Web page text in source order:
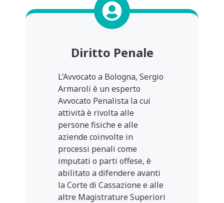
Diritto Penale
L’Avvocato a Bologna, Sergio
Armaroli è un esperto
Avvocato Penalista la cui
attività è rivolta alle
persone fisiche e alle
aziende coinvolte in
processi penali come
imputati o parti offese, è
abilitato a difendere avanti
la Corte di Cassazione e alle
altre Magistrature Superiori